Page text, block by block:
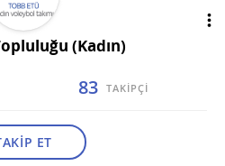
(Kadın)
83 TAKİPÇİ
ET